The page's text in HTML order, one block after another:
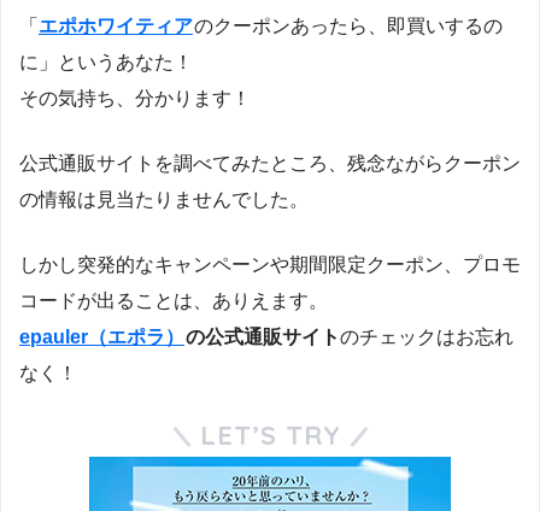
「 エポホワイティアのクーポンあったら、即買いするの
に」というあなた！
その気持ち、分かります！
公式通販サイトを調べてみたところ、残念ながらクーポン
の情報は見当たりませんでした。
しかし突発的なキャンペーンや期間限定クーポン、プロモ
コードが出ることは、ありえます。
epauler（エポラ） の公式通販サイトのチェックはお忘れ
なく！
LET’S TRY